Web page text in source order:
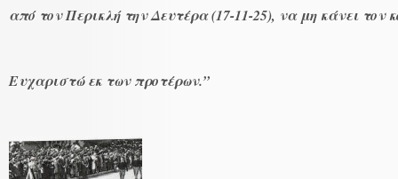
από τον Περικλή την Δευτέρα (17-11-25), να μη κάνει τον
Ευχαριστώ εκ των προτέρων.”